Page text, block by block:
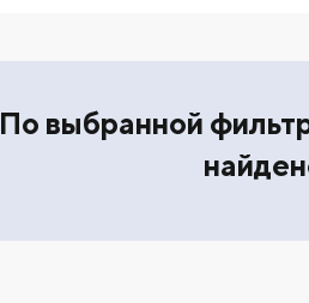
По выбранной